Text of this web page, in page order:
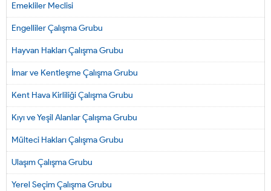
Emekliler Meclisi
Engelliler Çalışma Grubu
Hayvan Hakları Çalışma Grubu
İmar ve Kentleşme Çalışma Grubu
Kent Hava Kirliliği Çalışma Grubu
Kıyı ve Yeşil Alanlar Çalışma Grubu
Mülteci Hakları Çalışma Grubu
Ulaşım Çalışma Grubu
Yerel Seçim Çalışma Grubu